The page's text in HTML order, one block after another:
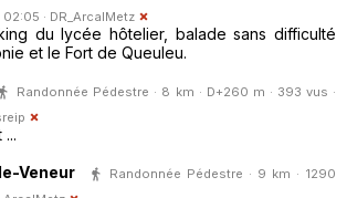
· DR_ArcalMetz
du lycée hôtelier, balade sans difficulté
et le Fort de Queuleu.
Randonnée Pédestre · 8 km · D+260 m · 393 vus ·
...
Veneur
Randonnée Pédestre · 9 km · 1290